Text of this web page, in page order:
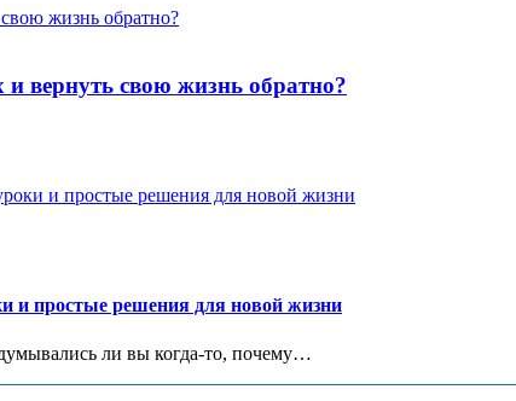
и вернуть свою жизнь обратно?
и простые решения для новой жизни
ли вы когда-то, почему…